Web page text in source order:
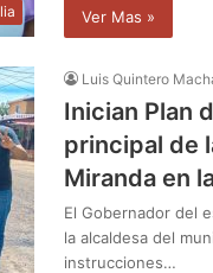
Ver Mas »
Luis Quintero
Inician Plan
principal de
Miranda en
El Gobernador del
la alcaldesa del
instrucciones…